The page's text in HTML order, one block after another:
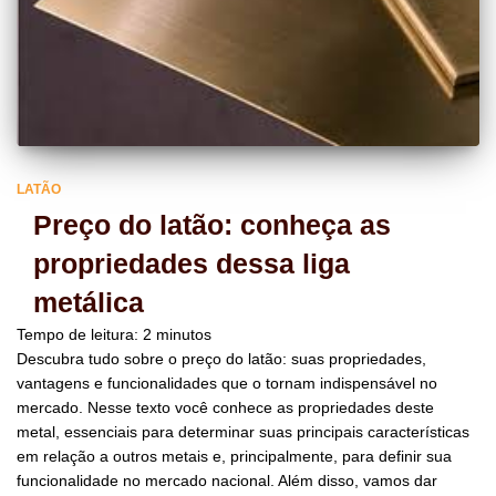
LATÃO
Preço do latão: conheça as
propriedades dessa liga
metálica
Tempo de leitura: 2 minutos
Descubra tudo sobre o preço do latão: suas propriedades,
vantagens e funcionalidades que o tornam indispensável no
mercado. Nesse texto você conhece as propriedades deste
metal, essenciais para determinar suas principais características
em relação a outros metais e, principalmente, para definir sua
funcionalidade no mercado nacional. Além disso, vamos dar